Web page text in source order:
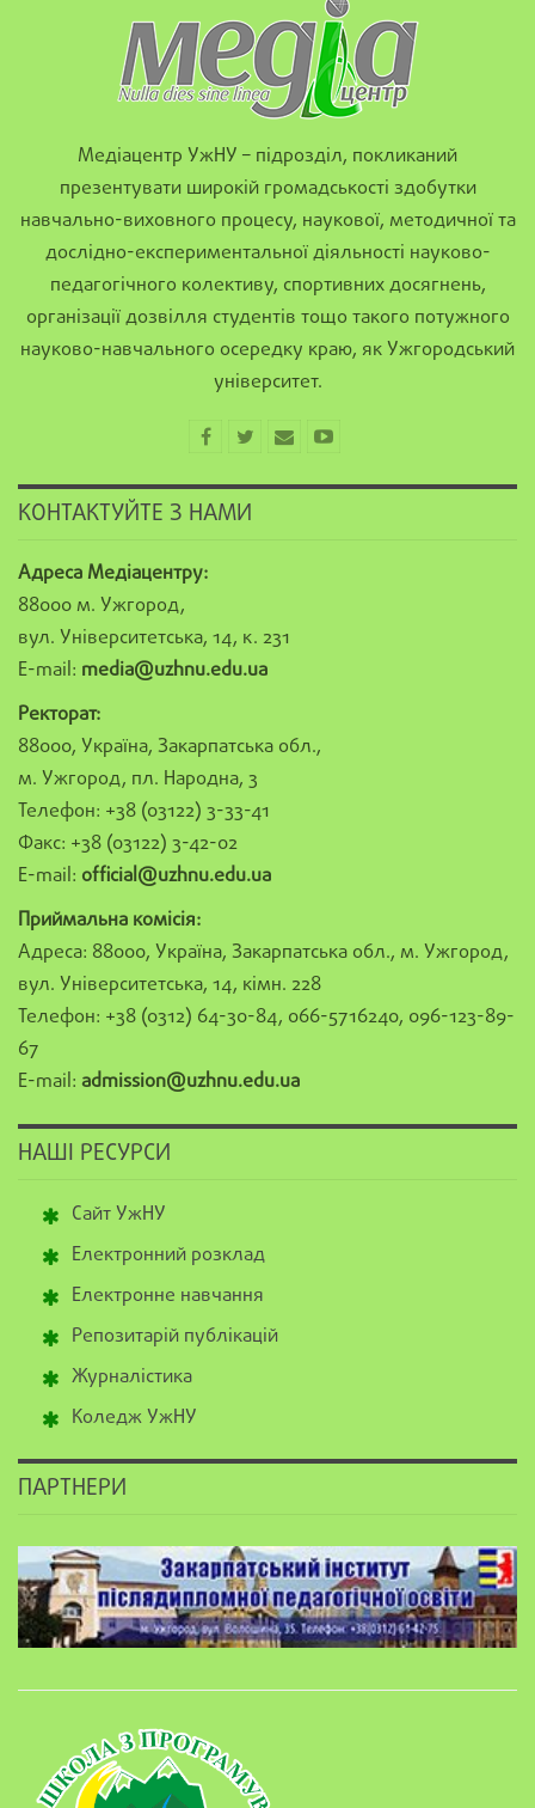
Медіацентр УжНУ – підрозділ, покликаний
презентувати широкій громадськості здобутки
навчально-виховного процесу, наукової, методичної та
дослідно-експериментальної діяльності науково-
педагогічного колективу, спортивних досягнень,
організації дозвілля студентів тощо такого потужного
науково-навчального осередку краю, як Ужгородський
університет.
КОНТАКТУЙТЕ З НАМИ
Адреса Медіацентру:
88000 м. Ужгород,
вул. Університетська, 14, к. 231
E-mail: media@uzhnu.edu.ua
Ректорат:
88000, Україна, Закарпатська обл.,
м. Ужгород, пл. Народна, 3
Телефон: +38 (03122) 3-33-41
Факс: +38 (03122) 3-42-02
E-mail: official@uzhnu.edu.ua
Приймальна комісія:
Адреса: 88000, Україна, Закарпатська обл., м. Ужгород,
вул. Університетська, 14, кімн. 228
Телефон: +38 (0312) 64-30-84, 066-5716240, 096-123-89-
67
E-mail: admission@uzhnu.edu.ua
НАШІ РЕСУРСИ
Сайт УжНУ
Електронний розклад
Електронне навчання
Репозитарій публікацій
Журналістика
Коледж УжНУ
ПАРТНЕРИ